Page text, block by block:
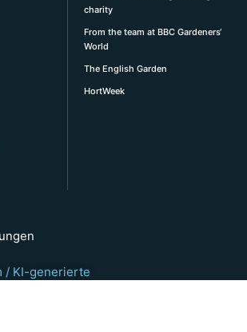
charity
From the team at BBC Gardeners‘
World
The English Garden
HortWeek
/ KI-generierte